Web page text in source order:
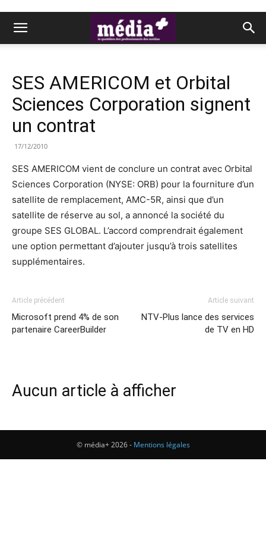
SES AMERICOM et Orbital
Sciences Corporation signent
un contrat
17/12/2010
SES AMERICOM vient de conclure un contrat avec Orbital
Sciences Corporation (NYSE: ORB) pour la fourniture d’un
satellite de remplacement, AMC-5R, ainsi que d’un
satellite de réserve au sol, a annoncé la société du
groupe SES GLOBAL. L’accord comprendrait également
une option permettant d’ajouter jusqu’à trois satellites
supplémentaires.
Article précédent
Microsoft prend 4% de son
partenaire CareerBuilder
Article suivant
NTV-Plus lance des services
de TV en HD
Aucun article à afficher
© média+ 2026 - Mentions légales